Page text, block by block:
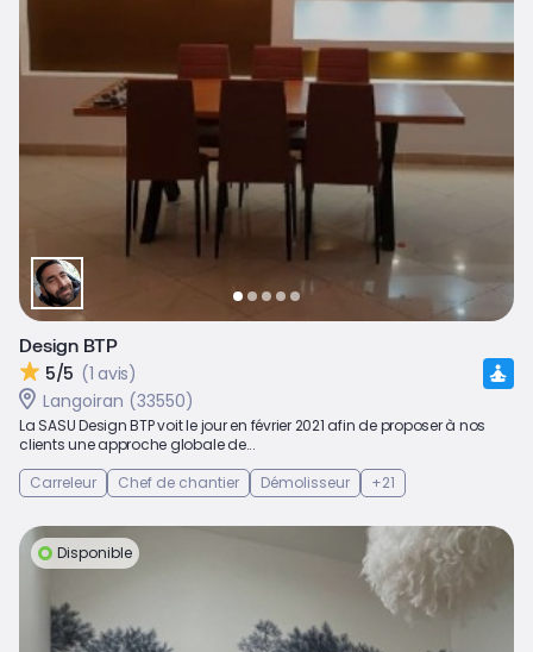
Design BTP
5/5 (1 avis)
Langoiran (33550)
La SASU Design BTP voit le jour en février 2021 afin de proposer à nos
clients une approche globale de...
Carreleur
Chef de chantier Démolisseur +21
Disponible